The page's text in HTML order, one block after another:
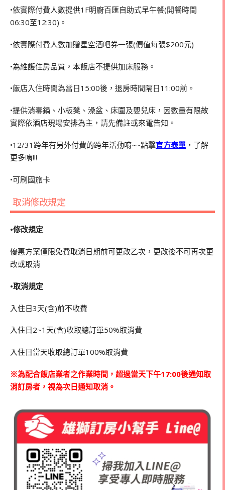
•依實際付費人數提供1F明廚百匯自助式早午餐(開餐時間
06:30至12:30)。
•依實際付費人數加贈星空酒吧券一張(價值每張$200元)
•為維護住房品質，本飯店不提供加床服務。
•飯店入住時間為當日15:00後，退房時間隔日11:00前。
•提供消毒鍋、小板凳、澡盆、床圍及嬰兒床，因數量有限故
實際依酒店現場安排為主，請先備註或來電告知。
•12/31跨年有另外付費的跨年活動唷~~點擊官方表單 ，了解
更多唷!!!
•可刷國旅卡
取消修改規定
•修改規定
優惠方案僅限免費取消日期前可更改乙次，更改後不可再次更
改或取消
•取消規定
入住日3天(含)前不收費
入住日2~1天(含)收取總訂單50%取消費
入住日當天收取總訂單100%取消費
※為配合飯店業者之作業時間，超過當天下午17:00後通知取
消訂房者，視為次日通知取消。